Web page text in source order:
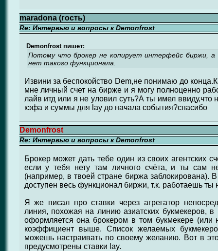
maradona (гость)
Re: Интервью и вопросы к Demonfrost
Demonfrost пишет:
Потому что брокер не копирует интерфейс биржи,
нет такого функционала.
Извини за беспокойство Dem,не понимаю до
мне личный счет на бирже и я могу полноценно
лайв итд или я не уловил суть?А ты имел ввиду,что
кэфа и суммы для lay до начала события?спасибо
Demonfrost
Re: Интервью и вопросы к Demonfrost
Брокер может дать тебе один из своих агентских
если у тебя нету там личного счёта, и ты сам
(например, в твоей стране биржа заблокирована).
доступен весь функционал биржи, т.к. работаешь ты
Я же писал про ставки через агрегатор
линия, похожая на линию азиатских букмекеров,
оформляется она брокером в том букмекере
коэффициент выше. Список желаемых
можешь настраивать по своему желанию. Вот в
предусмотрены ставки lay.